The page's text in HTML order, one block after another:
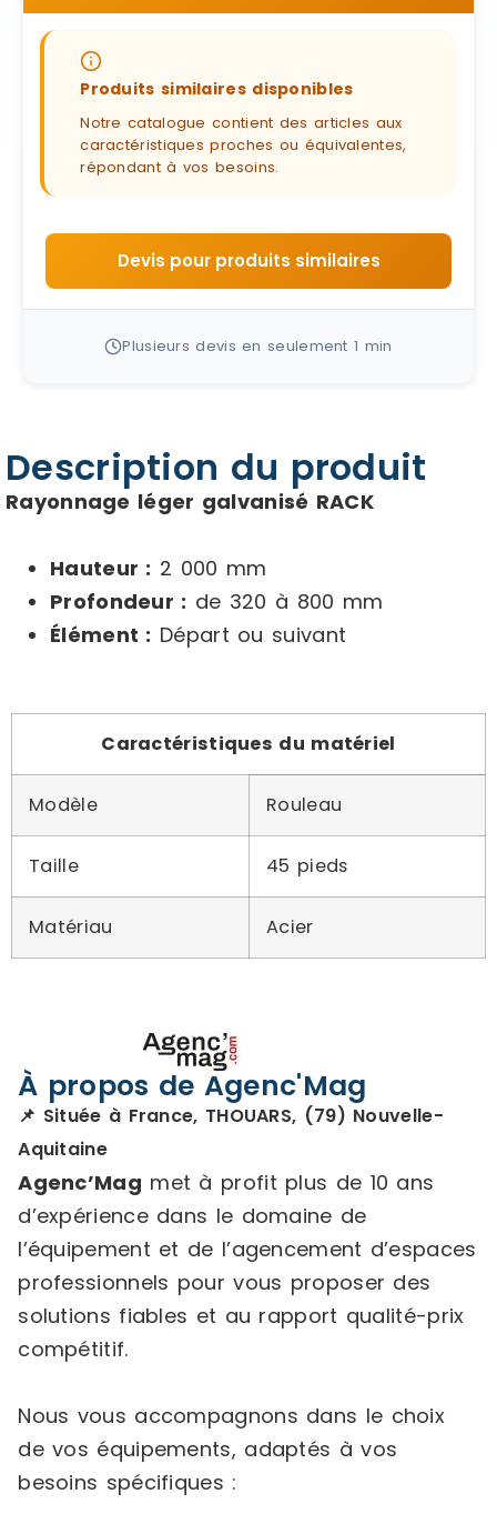
Produits similaires disponibles
Notre catalogue contient des articles aux
caractéristiques proches ou équivalentes,
répondant à vos besoins.
Devis pour produits similaires
Plusieurs devis en seulement 1 min
Description du produit
Rayonnage léger galvanisé RACK
Hauteur : 2 000 mm
Profondeur : de 320 à 800 mm
Élément : Départ ou suivant
Caractéristiques du matériel
Modèle Rouleau
Taille 45 pieds
Matériau Acier
À propos de Agenc'Mag
📌 Située à France, THOUARS, (79) Nouvelle-
Aquitaine
Agenc’Mag met à profit plus de 10 ans
d’expérience dans le domaine de
l’équipement et de l’agencement d’espaces
professionnels pour vous proposer des
solutions fiables et au rapport qualité-prix
compétitif.
Nous vous accompagnons dans le choix
de vos équipements, adaptés à vos
besoins spécifiques :